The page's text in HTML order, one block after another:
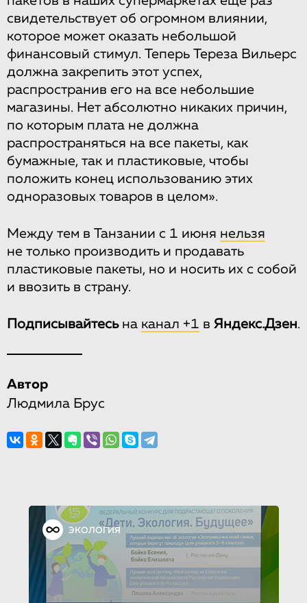
свидетельствует об огромном влиянии,
которое может оказать небольшой
финансовый стимул. Теперь Тереза Вильерс
должна закрепить этот успех,
распространив его на все небольшие
магазины. Нет абсолютно никаких причин,
по которым плата не должна
распространяться на все пакеты, как
бумажные, так и пластиковые, чтобы
положить конец использованию этих
одноразовых товаров в целом».
Между тем в Танзании с 1 июня нельзя
не только производить и продавать
пластиковые пакеты, но и носить их с собой
и ввозить в страну.
Подписывайтесьна канал +1 в Яндекс.Дзен.
Автор
Людмила Брус
ЭКОЛОГИЯ